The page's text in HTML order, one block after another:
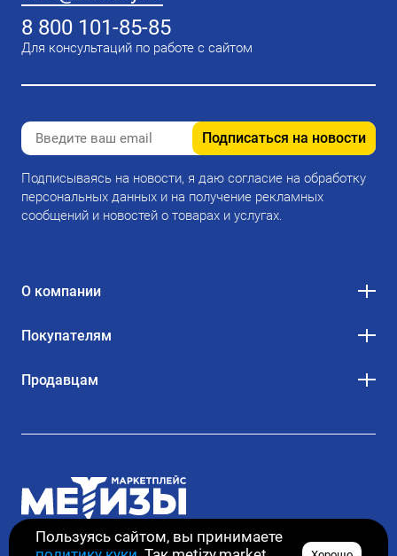
Пользуясь сайтом, вы принимаете
8 800 101-85-85
Для консультаций по работе с сайтом
Подписаться на новости
Подписываясь на новости, я даю согласие на обработку
персональных данных и на получение рекламных
сообщений и новостей о товарах и услугах.
О компании
Покупателям
Продавцам